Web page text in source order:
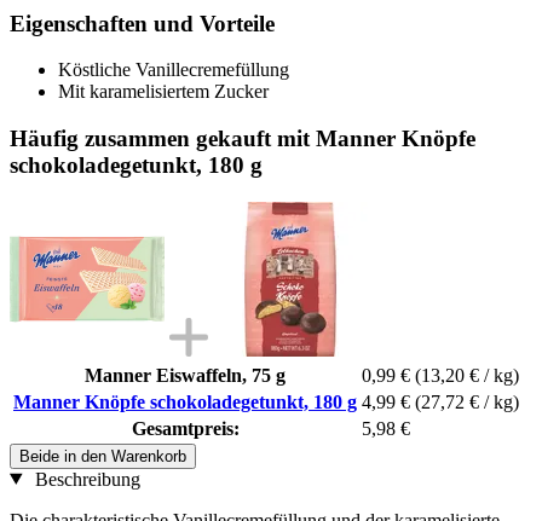
Eigenschaften und Vorteile
Köstliche Vanillecremefüllung
Mit karamelisiertem Zucker
Häufig zusammen gekauft mit Manner Knöpfe
schokoladegetunkt, 180 g
Manner Eiswaffeln, 75 g 0,99 € (13,20 € / kg)
Manner Knöpfe schokoladegetunkt, 180 g 4,99 € (27,72 € / kg)
Gesamtpreis:
5,98 €
Beide in den Warenkorb
Beschreibung